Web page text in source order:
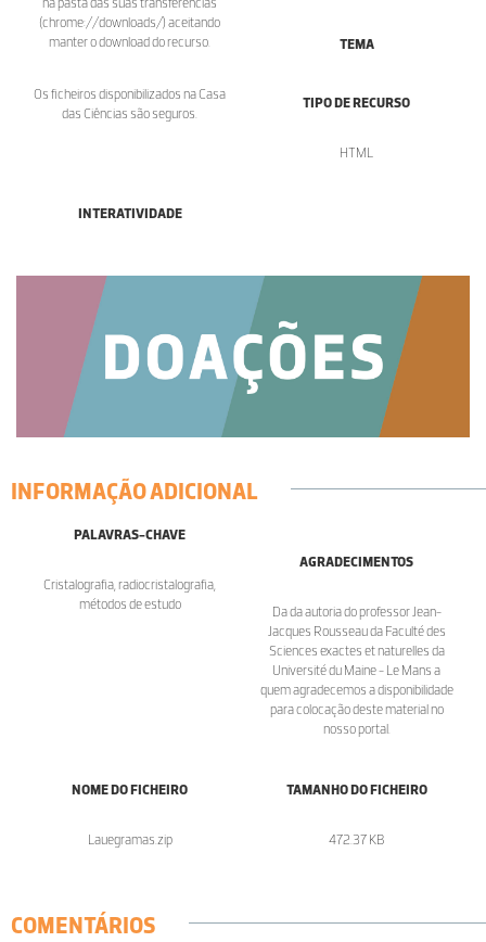
(chrome://downloads/) aceitando
manter o download do recurso.
Os ficheiros disponibilizados na Casa
das Ciências são seguros.
TEMA
TIPO DE RECURSO
HTML
INTERATIVIDADE
INFORMAÇÃO ADICIONAL
PALAVRAS-CHAVE
Cristalografia, radiocristalografia,
métodos de estudo
AGRADECIMENTOS
Da da autoria do professor Jean-
Jacques Rousseau da Faculté des
Sciences exactes et naturelles da
Université du Maine - Le Mans a
quem agradecemos a disponibilidade
para colocação deste material no
nosso portal.
NOME DO FICHEIRO
Lauegramas.zip
TAMANHO DO FICHEIRO
472.37 KB
COMENTÁRIOS